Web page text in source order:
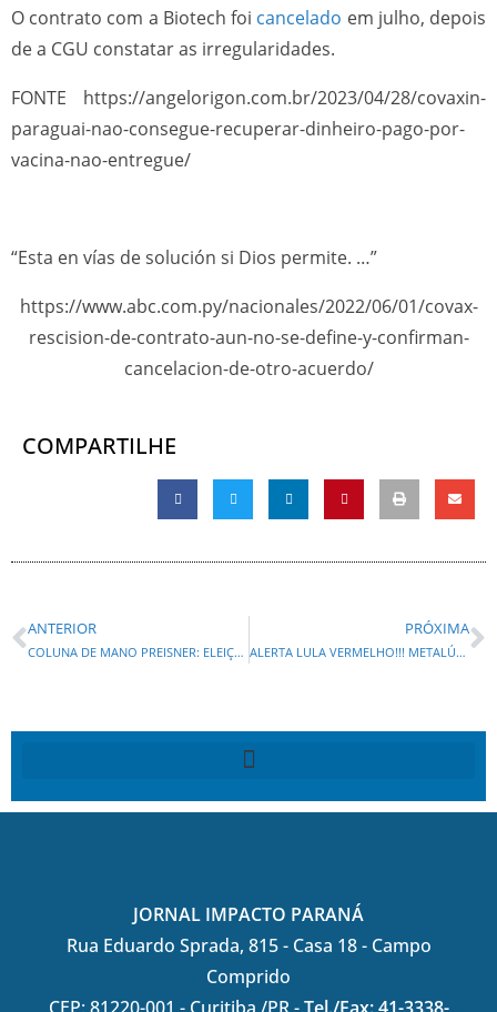
O contrato com a Biotech foi cancelado em julho, depois
de a CGU constatar as irregularidades.
FONTE https://angelorigon.com.br/2023/04/28/covaxin-
paraguai-nao-consegue-recuperar-dinheiro-pago-por-
vacina-nao-entregue/
“Esta en vías de solución si Dios permite. …”
https://www.abc.com.py/nacionales/2022/06/01/covax-
rescision-de-contrato-aun-no-se-define-y-confirman-
cancelacion-de-otro-acuerdo/
COMPARTILHE
ANTERIOR
COLUNA DE MANO PREISNER: ELEIÇÕES DE 2024,QUEM SERÁ O PRÓXIMO PREFEITO DE CASCAVEL ?
PRÓXIMA
ALERTA LULA VERMELHO!!! METALÚRGICOS DA GRANDE CURITIBA REALIZAM PROTESTO NAS MONTADORAS NO DIA 02 DE MAIO POR REDUÇÃO DOS JUROS E POR MAIS EMPREGO
JORNAL IMPACTO PARANÁ
Rua Eduardo Sprada, 815 - Casa 18 - Campo
Comprido